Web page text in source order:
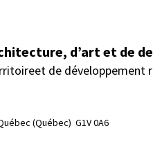
d’art et de
de développement
(Québec)  G1V 0A6